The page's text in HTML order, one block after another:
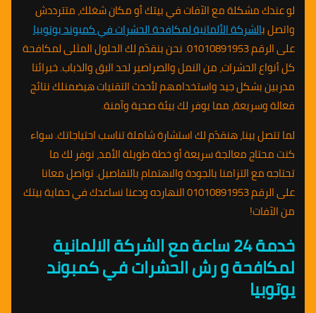
لو عندك مشكلة مع الآفات في بيتك أو مكان شغلك، متترددش
واتصل بالشركة الألمانية لمكافحة الحشرات في كمبوند يوتوبيا
على الرقم 01010891953. نحن بنقدّم لك الحلول المثلى لمكافحة
كل أنواع الحشرات، من النمل والصراصير لحد البق والذباب. خبرائنا
مدربين بشكل جيد واستخدامهم لأحدث التقنيات هيضمنلك نتائج
فعالة وسريعة، مما يوفر لك بيئة صحية وآمنة.
لما تتصل بينا، هنقدّم لك استشارة شاملة تناسب احتياجاتك. سواء
كنت محتاج معالجة سريعة أو خطة طويلة الأمد، نوفر لك ما
تحتاجه مع التزامنا بالجودة والاهتمام بالتفاصيل. تواصل معانا
على الرقم 01010891953 النهارده ودعنا نساعدك في حماية بيتك
من الآفات!
خدمة 24 ساعة مع الشركة الالمانية
لمكافحة و رش الحشرات في كمبوند
يوتوبيا